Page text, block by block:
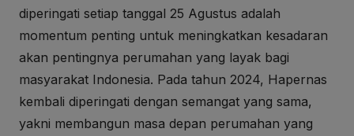
diperingati setiap tanggal 25 Agustus adalah
momentum penting untuk meningkatkan kesadaran
akan pentingnya perumahan yang layak bagi
masyarakat Indonesia. Pada tahun 2024, Hapernas
kembali diperingati dengan semangat yang sama,
yakni membangun masa depan perumahan yang